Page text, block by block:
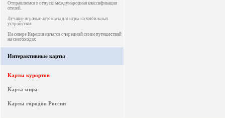
Отправляемся в отпуск: международная классификация
отелей.
Лучшие игровые автоматы для игры на мобильных
устройствах
На севере Карелии начался очередной сезон путешествий
на снегоходах
Интерактивные карты
Карты курортов
Карта мира
Карты городов России